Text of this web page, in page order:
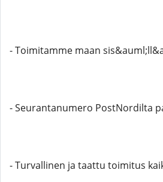
- Toimitamme maan
- Seurantanumero PostNordilta
- Turvallinen ja taattu toimitus